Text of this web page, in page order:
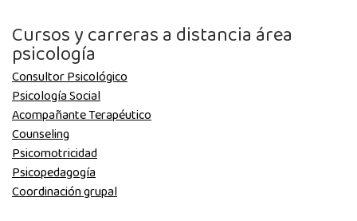
Cursos y carreras a distancia área
psicología
Consultor Psicológico
Psicología Social
Acompañante Terapéutico
Counseling
Psicomotricidad
Psicopedagogía
Coordinación grupal